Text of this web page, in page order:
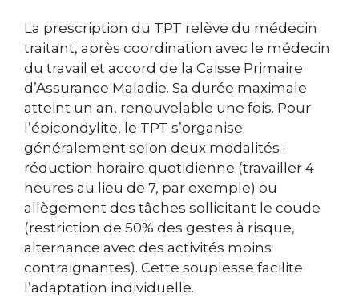
La prescription du TPT relève du médecin
traitant, après coordination avec le médecin
du travail et accord de la Caisse Primaire
d’Assurance Maladie. Sa durée maximale
atteint un an, renouvelable une fois. Pour
l’épicondylite, le TPT s’organise
généralement selon deux modalités :
réduction horaire quotidienne (travailler 4
heures au lieu de 7, par exemple) ou
allègement des tâches sollicitant le coude
(restriction de 50% des gestes à risque,
alternance avec des activités moins
contraignantes). Cette souplesse facilite
l’adaptation individuelle.